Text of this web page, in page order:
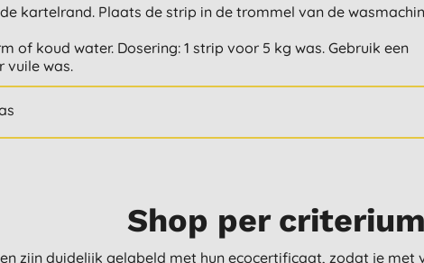
kartelrand. Plaats de strip in de trommel van de
of koud water. Dosering: 1 strip voor 5 kg was. Gebruik een
vuile was.
Shop per criterium
zijn duidelijk gelabeld met hun ecocertificaat, zodat je met